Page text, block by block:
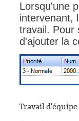
Lorsqu'une
intervenant,
travail. Pour
d'ajouter la
Travail d'équipe